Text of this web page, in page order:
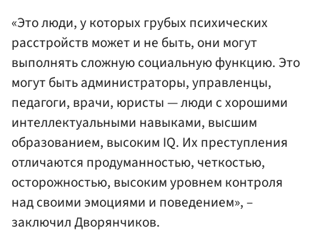
«Это люди, у которых грубых психических
расстройств может и не быть, они могут
выполнять сложную социальную функцию. Это
могут быть администраторы, управленцы,
педагоги, врачи, юристы — люди с хорошими
интеллектуальными навыками, высшим
образованием, высоким IQ. Их преступления
отличаются продуманностью, четкостью,
осторожностью, высоким уровнем контроля
над своими эмоциями и поведением», –
заключил Дворянчиков.